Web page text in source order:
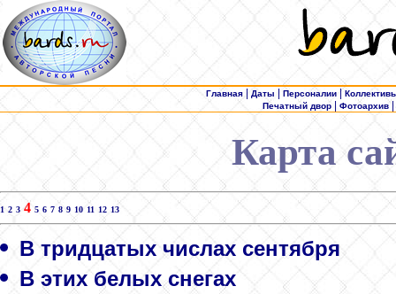
Главная| Даты Персоналии|
Печатный двор| Фотоархив
Карта
1 2 3 4 5 6 7 8 9 10 11 12 13
В тридцатых числах сентября
В этих белых снегах